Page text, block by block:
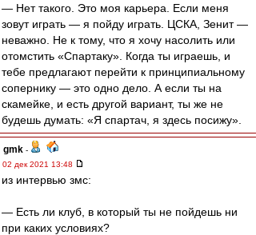
— Нет такого. Это моя карьера. Если меня
зовут играть — я пойду играть. ЦСКА, Зенит —
неважно. Не к тому, что я хочу насолить или
отомстить «Спартаку». Когда ты играешь, и
тебе предлагают перейти к принципиальному
сопернику — это одно дело. А если ты на
скамейке, и есть другой вариант, ты же не
будешь думать: «Я спартач, я здесь посижу».
gmk -
02 дек 2021 13:48
из интервью змс:
— Есть ли клуб, в который ты не пойдешь ни
при каких условиях?